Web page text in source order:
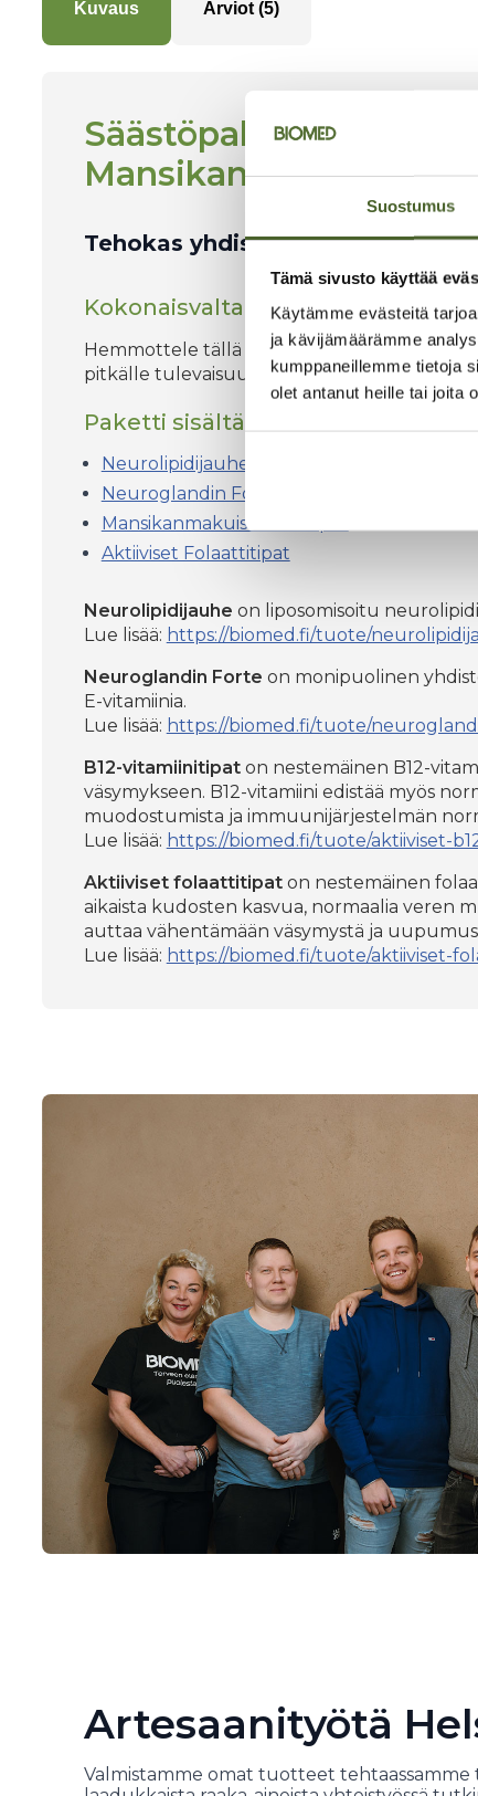
Suostumus
Tämä sivusto käyttää
Käytämme evästeitä
ja kävijämäärämme
kumppaneillemme tietoja
olet antanut heille tai joita
Kuvaus Arviot (5)
Säästöpaketti –
Mansikanmakuiset
Tehokas yhdistelmä tuotteita
Kokonaisvaltainen Biomedin
Hemmottele tällä kertaa itseäsi tai läheisiäsi
pitkälle tulevaisuuteen!
Paketti sisältää seuraavat tuotteet:
Neurolipidijauhe
Neuroglandin Forte
Mansikanmakuiset B12-tipat
Aktiiviset Folaattitipat
Neurolipidijauhe on liposomisoitu
Lue lisää: https://biomed.fi/tuote/
Neuroglandin Forte on monipuolinen
E-vitamiinia.
Lue lisää: https://biomed.fi/tuote/
B12-vitamiinitipaton nestemäinen B12-
väsymykseen. B12-vitamiini edistää myös
muodostumista ja immuunijärjestelmän
Lue lisää: https://biomed.fi/tuote/aktiiviset-
Aktiiviset folaattitipaton nestemäinen
aikaista kudosten kasvua, normaalia veren
auttaa vähentämään väsymystä ja
Lue lisää: https://biomed.fi/tuote/aktiiviset-
Artesaanityötä
Valmistamme omat tuotteet